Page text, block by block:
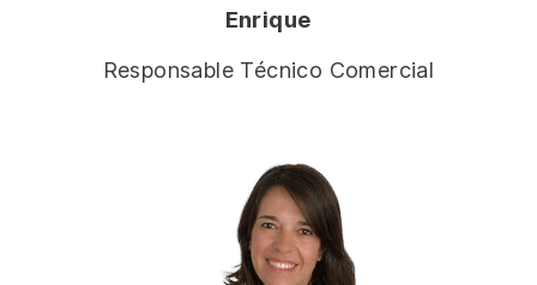
Enrique
Responsable Técnico Comercial